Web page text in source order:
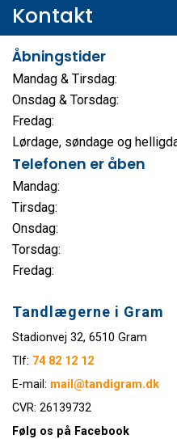
Kontakt
Åbningstider
Mandag & Tirsdag:
Onsdag & Torsdag:
Fredag:
Lørdage, søndage og
Telefonen er åben
Mandag:
Tirsdag:
Onsdag:
Torsdag:
Fredag:
Tandlægerne i Gram
Stadionvej 32, 6510 Gram
Tlf: 74 82 12 12
E-mail: mail@tandigram.dk
CVR: 26139732
Følg os på Facebook